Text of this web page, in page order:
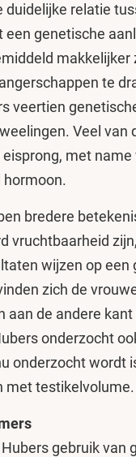
duidelijke relatie
genetische
makkelijker
te
veertien
Veel van
met
hormoon.
bredere
vruchtbaarheid
wijzen op
zich de
de andere
onderzocht
onderzocht wordt
met testikelvolume.
gebruik van